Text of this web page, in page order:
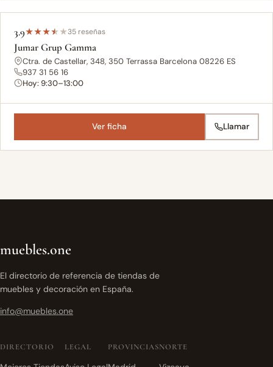
3.9★★★★★35 reseñas
Jumar Grup Gamma
Ctra. de Castellar, 348, 350 Terrassa Barcelona 08226 ES
937 31 56 16
Hoy: 9:30–13:00
Ver ficha Llamar
muebles.one
El directorio de referencia de tiendas de
muebles y decoración en España.
info@muebles.one
DIRECTORIO LEGAL PROVINCIASNORTE